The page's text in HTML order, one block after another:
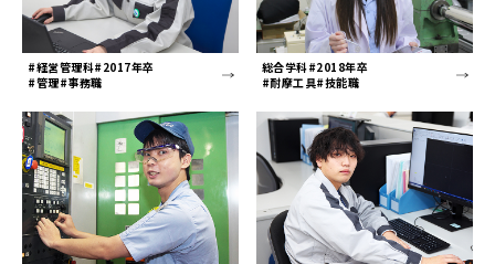
#経営管理科#2017年卒
#管理#事務職
総合学科#2018年卒
#耐摩工具#技能職